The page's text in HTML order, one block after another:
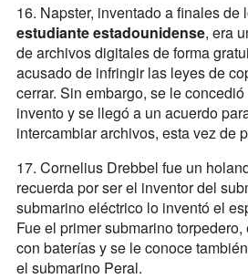
16. Napster, inventado a finales de
estudiante estadounidense, era
de archivos digitales de forma
acusado de infringir las leyes de
cerrar. Sin embargo, se le
invento y se llegó a un acuerdo
intercambiar archivos, esta vez de
17. Cornelius Drebbel fue un
recuerda por ser el inventor del
submarino eléctrico lo inventó el
Fue el primer submarino
con baterías y se le conoce
el submarino Peral.